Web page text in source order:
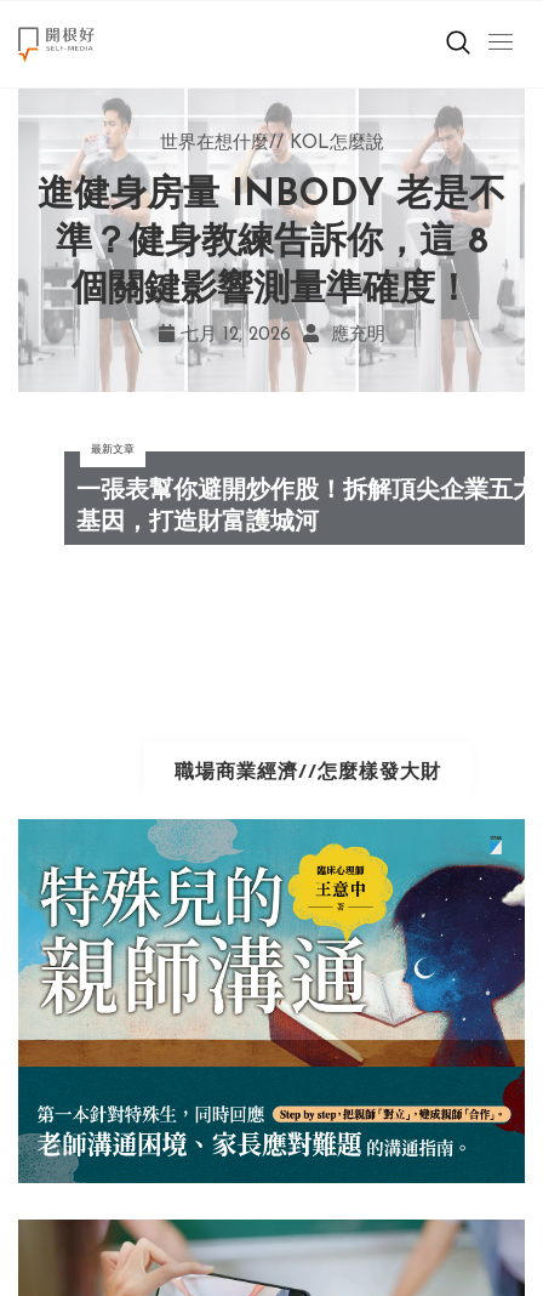
來點正能量
世界在想什麼
創造美好生活
小孩不是噩夢
職場商業經濟
影片專區
關於我們
世界在想什麼//地球村發生的事
AI 複製吉卜力畫風引爭議！
宮崎駿用七年證明：人腦創
作仍無可取代
七月 19, 2026 菲利浦．科特勒
來點正能量//與自己和解
別讓過去的榮耀嘲笑現在！
學會捨棄獎盃，活出當下的
真實幸福
七月 17, 2026 亞瑟．布魯克斯
來點正能量//女力至上
改變不用驚天動地！《米娜
家的星期六》看小女孩如何
勇敢跨出第一步
七月 22, 2026 不正田心
世界在想什麼//KOL怎麼說
進健身房量 INBODY 老是不
準？健身教練告訴你，這 8
個關鍵影響測量準確度！
七月 12, 2026 應充明
一張表幫你避開炒作股！拆解頂尖企業五大
基因，打造財富護城河
最新文章
職場商業經濟//怎麼樣發大財